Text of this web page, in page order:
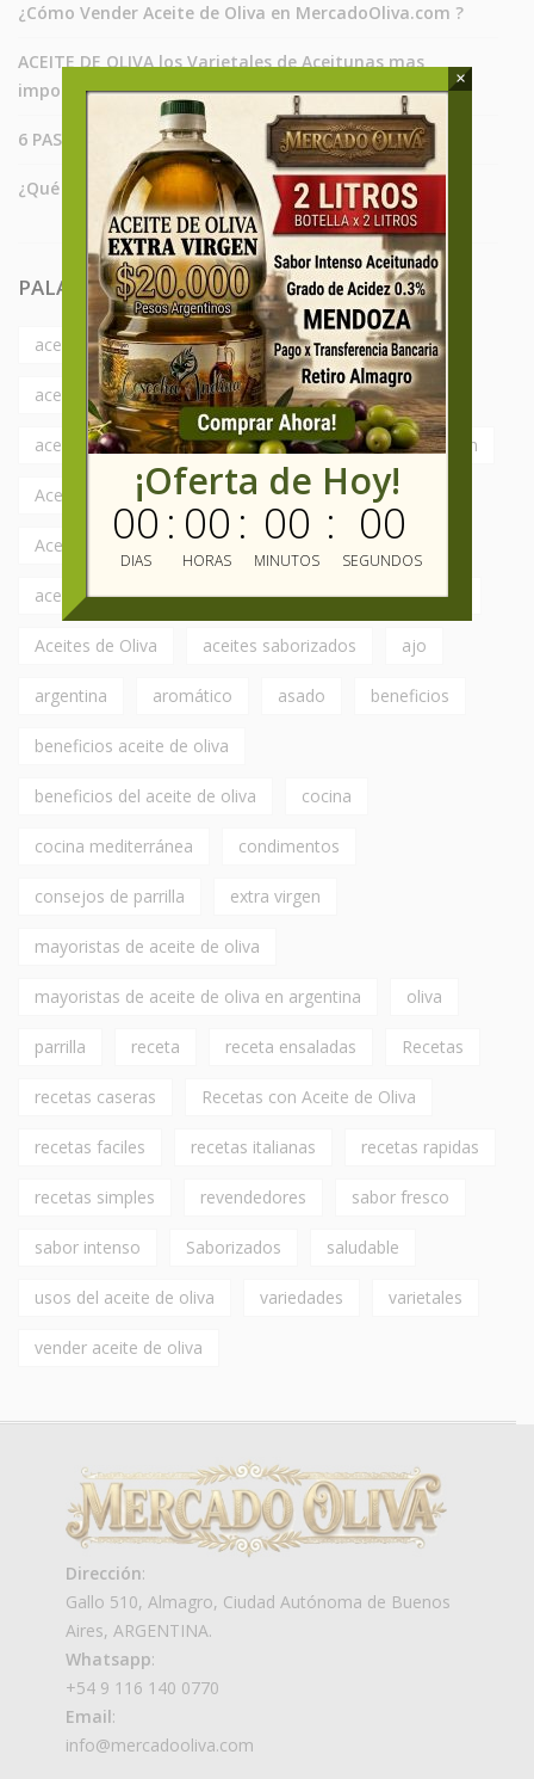
¿Cómo Vender Aceite de Oliva en MercadoOliva.com ?
ACEITE DE OLIVA los Varietales de Aceitunas mas
importantes
6 PASOS SECRETOS ACEITE DE OLIVA PARA EL CABELLO
¿Qué significan Los Estados de Pedidos?
PALABRAS MAS BUSCADAS
aceite de oliva Aceite de Oliva Argentina
aceite de oliva con albahaca
aceite de oliva con limón aceite de oliva extra virgen
Aceite de Oliva por Mayor
Aceite de Oliva Saborizado
aceite de oliva virgen extra aceite de oliva x mayor
Aceites de Oliva aceites saborizados ajo
argentina aromático asado beneficios
beneficios aceite de oliva
beneficios del aceite de oliva cocina
cocina mediterránea condimentos
consejos de parrilla extra virgen
mayoristas de aceite de oliva
mayoristas de aceite de oliva en argentina oliva
parrilla receta receta ensaladas Recetas
recetas caseras Recetas con Aceite de Oliva
recetas faciles recetas italianas recetas rapidas
recetas simples revendedores sabor fresco
sabor intenso Saborizados saludable
usos del aceite de oliva variedades varietales
vender aceite de oliva
Dirección:
Gallo 510, Almagro, Ciudad Autónoma de Buenos
Aires, ARGENTINA.
Whatsapp:
+54 9 116 140 0770
Email:
info@mercadooliva.com
¡Oferta de Hoy!
00
DIAS
: 00
HORAS
: 00
MINUTOS
: 00
SEGUNDOS
×